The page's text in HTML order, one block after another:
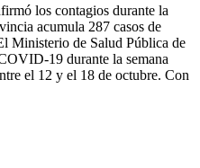
los contagios durante la
acumula 287 casos de
Ministerio de Salud Pública de
19 durante la semana
el 12 y el 18 de octubre. Con